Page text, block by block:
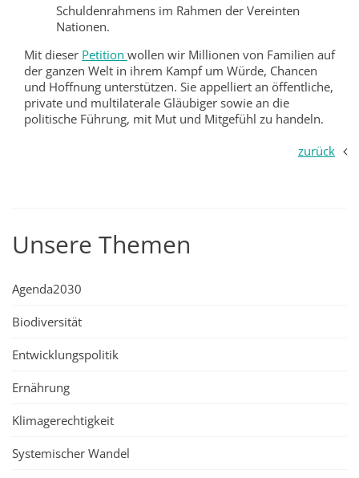
Schuldenrahmens im Rahmen der Vereinten
Nationen.
Mit dieser Petition wollen wir Millionen von Familien auf
der ganzen Welt in ihrem Kampf um Würde, Chancen
und Hoffnung unterstützen. Sie appelliert an öffentliche,
private und multilaterale Gläubiger sowie an die
politische Führung, mit Mut und Mitgefühl zu handeln.
zurück
Unsere Themen
Agenda2030
Biodiversität
Entwicklungspolitik
Ernährung
Klimagerechtigkeit
Systemischer Wandel